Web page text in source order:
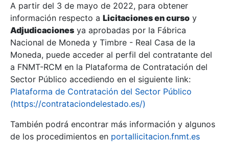
Erakutsi/Ezkutatu
Erakutsi/Ezkutatu
Erakutsi/Ezkutatu
A partir del 3 de mayo de 2022, para obtener
información respecto a Licitaciones en curso y
Adjudicaciones ya aprobadas por la Fábrica
Nacional de Moneda y Timbre - Real Casa de la
Moneda, puede acceder al perfil del contratante del
a FNMT-RCM en la Plataforma de Contratación del
Sector Público accediendo en el siguiente link:
Plataforma de Contratación del Sector Público
(https://contrataciondelestado.es/)
También podrá encontrar más información y algunos
de los procedimientos en portallicitacion.fnmt.es